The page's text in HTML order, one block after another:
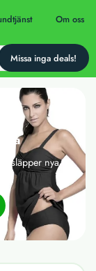
Om oss
släpper nya